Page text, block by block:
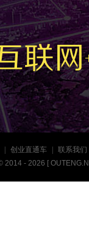
联网
创业直通车
联系我们
2014 - 2026 [